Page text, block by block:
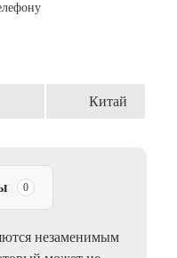
Китай
0
незаменимым